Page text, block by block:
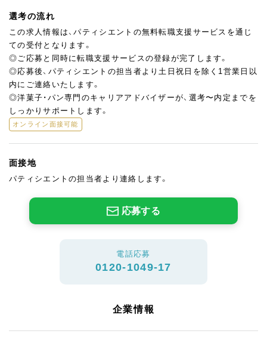
選考の流れ
この求人情報は、パティシエントの無料転職支援サービスを通じ
ての受付となります。
◎ご応募と同時に転職支援サービスの登録が完了します。
◎応募後、パティシエントの担当者より土日祝日を除く1営業日以
内にご連絡いたします。
◎洋菓子・パン専門のキャリアアドバイザーが、選考〜内定までを
しっかりサポートします。
オンライン面接可能
面接地
パティシエントの担当者より連絡します。
応募する
電話応募
0120-1049-17
企業情報